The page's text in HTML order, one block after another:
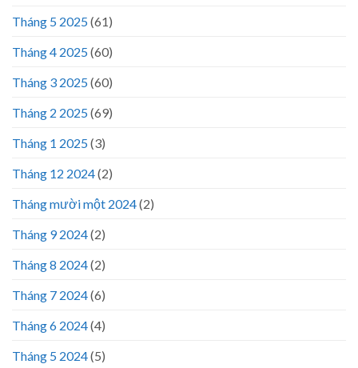
Tháng 5 2025(61)
Tháng 4 2025(60)
Tháng 3 2025(60)
Tháng 2 2025(69)
Tháng 1 2025(3)
Tháng 12 2024(2)
Tháng mười một 2024(2)
Tháng 9 2024(2)
Tháng 8 2024(2)
Tháng 7 2024(6)
Tháng 6 2024(4)
Tháng 5 2024(5)